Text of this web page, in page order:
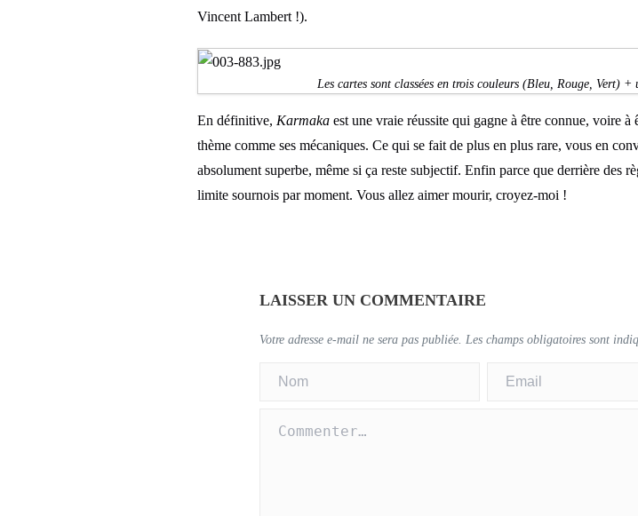
Vincent Lambert !).
Les cartes sont classées en trois couleurs (Bleu, Rouge, Vert)
En définitive, Karmaka est une vraie réussite qui gagne à être connue, voire
thème comme ses mécaniques. Ce qui se fait de plus en plus rare, vous en
absolument superbe, même si ça reste subjectif. Enfin parce que derrière des
limite sournois par moment. Vous allez aimer mourir, croyez-moi !
LAISSER UN COMMENTAIRE
Votre adresse e-mail ne sera pas publiée. Les champs obligatoires sont